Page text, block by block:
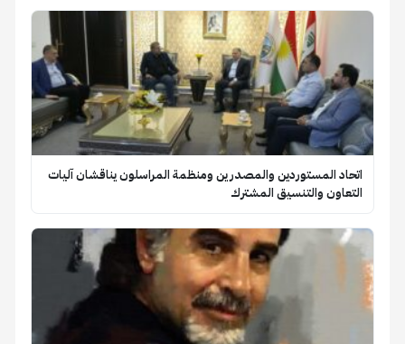
اتحاد المستوردين والمصدرين ومنظمة المراسلون يناقشان آليات
التعاون والتنسيق المشترك